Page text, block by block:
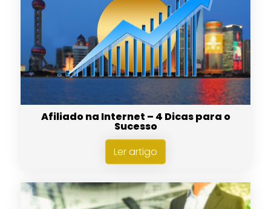
Afiliado na Internet – 4 Dicas para o
Sucesso
Ler artigo